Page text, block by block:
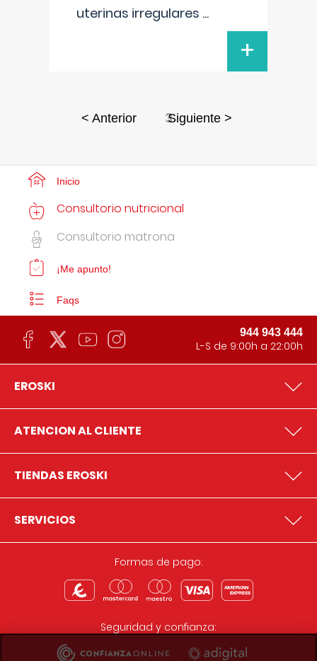
uterinas irregulares ...
+
< Anterior 3Siguiente >
Inicio
Consultorio nutricional
Consultorio matrona
¡Me apunto!
Faqs
944 943 444
L-S de 9:00h a 22:00h
EROSKI
ATENCION AL CLIENTE
TIENDAS EROSKI
SERVICIOS
Formas de pago:
Seguridad y confianza: